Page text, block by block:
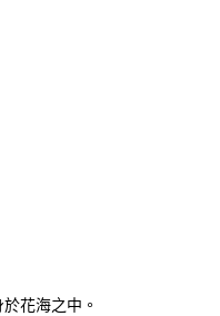
花海之中。